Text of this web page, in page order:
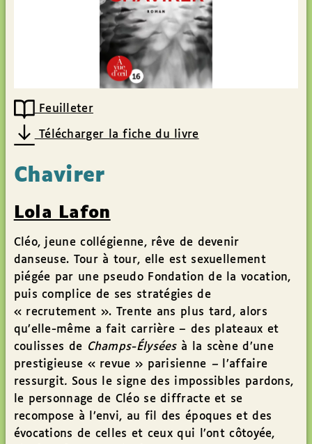
Feuilleter
Télécharger la fiche du livre
Chavirer
Lola Lafon
Cléo, jeune collégienne, rêve de devenir
danseuse. Tour à tour, elle est sexuellement
piégée par une pseudo Fondation de la vocation,
puis complice de ses stratégies de
« recrutement ». Trente ans plus tard, alors
qu’elle-même a fait carrière – des plateaux et
coulisses de Champs-Élyséesà la scène d’une
prestigieuse « revue » parisienne –
l’affaire
ressurgit. Sous le signe des impossibles pardons,
le personnage de Cléo se diffracte et se
recompose à l’envi, au fil des époques et des
évocations de celles et ceux qui l’ont côtoyée,